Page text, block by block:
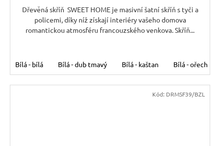
A
Dřevěná skříň SWEET HOME je masivní šatní skříň s tyči a
policemi, díky níž získají interiéry vašeho domova
romantickou atmosféru francouzského venkova. Skříň...
Bílá - bílá Bílá - dub tmavý Bílá - kaštan Bílá - ořech
Kód: DRMSF39/BZL